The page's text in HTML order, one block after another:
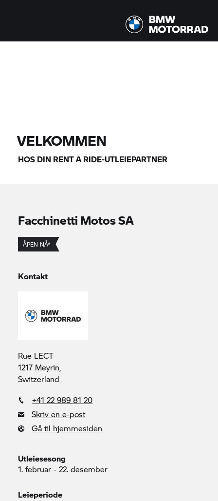
VELKOMMEN
HOS DIN RENT A RIDE-UTLEIEPARTNER
Facchinetti Motos SA
ÅPEN NÅ*
Kontakt
Rue LECT
1217 Meyrin,
Switzerland
+41 22 989 81 20
Skriv en e-post
Gå til hjemmesiden
Utleiesesong
1. februar - 22. desember
Leieperiode